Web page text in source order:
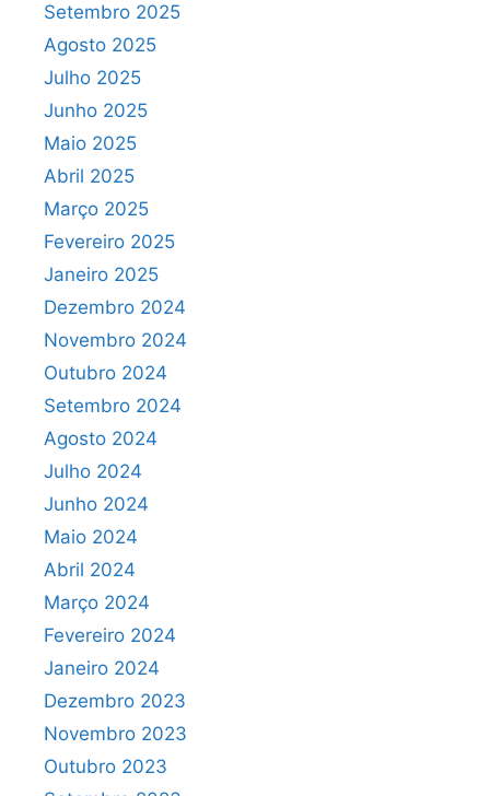
Setembro 2025
Agosto 2025
Julho 2025
Junho 2025
Maio 2025
Abril 2025
Março 2025
Fevereiro 2025
Janeiro 2025
Dezembro 2024
Novembro 2024
Outubro 2024
Setembro 2024
Agosto 2024
Julho 2024
Junho 2024
Maio 2024
Abril 2024
Março 2024
Fevereiro 2024
Janeiro 2024
Dezembro 2023
Novembro 2023
Outubro 2023